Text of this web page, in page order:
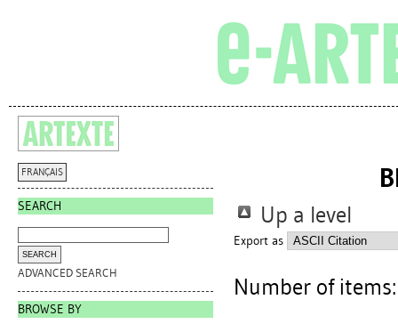
FRANÇAIS
SEARCH
ADVANCED SEARCH
BROWSE BY
Up a level
Export as
Number of